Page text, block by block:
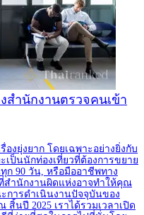
สำนักงานตรวจคนเข้า
งยุ่งยาก โดยเฉพาะอย่างยิ่งกับ
เป็นนักท่องเที่ยวที่ต้องการขยาย
ก 90 วัน, หรือมืออาชีพทาง
สำนักงานผิดแห่งอาจทำให้คุณ
การดำเนินงานปัจจุบันของ
นปี 2025 เราได้รวมเวลาเปิด